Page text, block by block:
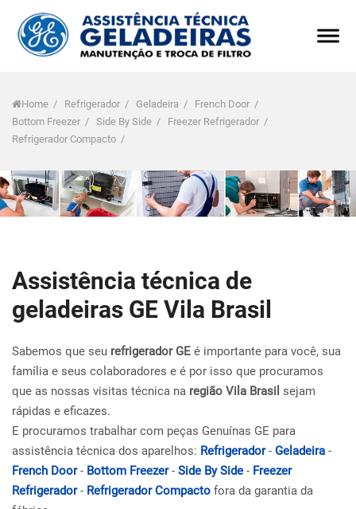
Home / Refrigerador / Geladeira / French Door /
Bottom Freezer / Side By Side / Freezer Refrigerador /
Refrigerador Compacto /
Assistência técnica de
geladeiras GE Vila Brasil
Sabemos que seu refrigerador GE é importante para você, sua
família e seus colaboradores e é por isso que procuramos
que as nossas visitas técnica na região Vila Brasil sejam
rápidas e eficazes.
E procuramos trabalhar com peças Genuínas GE para
assistência técnica dos aparelhos: Refrigerador- Geladeira -
French Door- Bottom Freezer- Side By Side - Freezer
Refrigerador- Refrigerador Compacto fora da garantia da